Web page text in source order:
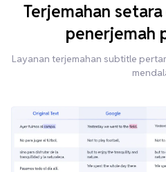
Terjemahan
penerjemah
Layanan terjemahan subtitle